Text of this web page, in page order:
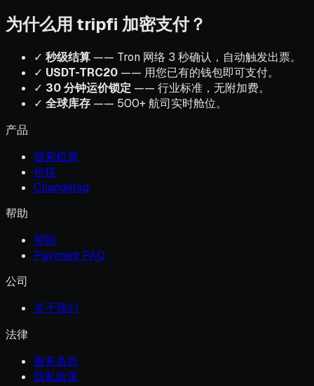
为什么用 tripfi 加密支付？
✓ 秒级结算 —— Tron 网络 3 秒确认，自动触发出票。
✓ USDT-TRC20 —— 用您已有的钱包即可支付。
✓ 30 分钟运价锁定 —— 行业标准，无附加费。
✓ 全球库存 —— 500+ 航司实时舱位。
产品
搜索机票
价格
Changelog
帮助
帮助
Payment FAQ
公司
关于我们
法律
服务条款
隐私政策